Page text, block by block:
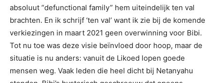
absoluut “defunctional family” hem uiteindelijk ten val
brachten. En ik schrijf ‘ten val’ want ik zie bij de komende
verkiezingen in maart 2021 geen overwinning voor Bibi.
Tot nu toe was deze visie beïnvloed door hoop, maar de
situatie is nu anders: vanuit de Likoed lopen goede
mensen weg. Vaak leden die heel dicht bij Netanyahu